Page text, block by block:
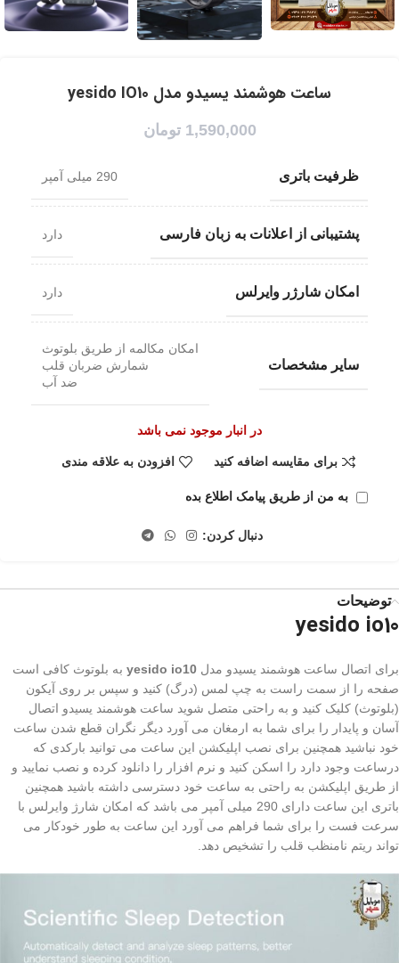
ساعت هوشمند یسیدو مدل yesido IO10
1,590,000 تومان
ظرفیت باتری 290 میلی آمپر
پشتیبانی از اعلانات به زبان فارسی دارد
امکان شارژر وایرلس دارد
سایر مشخصات
امکان مکالمه از طریق بلوتوث
شمارش ضربان قلب
ضد آب
در انبار موجود نمی باشد
برای مقایسه اضافه کنید افزودن به علاقه مندی
به من از طریق پیامک اطلاع بده
دنبال کردن:
توضیحات
yesido io10
برای اتصال ساعت هوشمند یسیدو مدل yesido io10 به بلوتوث کافی است
صفحه را از سمت راست به چپ لمس (درگ) کنید و سپس بر روی آیکون
(بلوتوث) کلیک کنید و به راحتی متصل شوید ساعت هوشمند یسیدو اتصال
آسان و پایدار را برای شما به ارمغان می آورد دیگر نگران قطع شدن ساعت
خود نباشید همچنین برای نصب اپلیکشن این ساعت می توانید بارکدی که
درساعت وجود دارد را اسکن کنید و نرم افزار را دانلود کرده و نصب نمایید و
از طریق اپلیکشن به راحتی به ساعت خود دسترسی داشته باشید همچنین
باتری این ساعت دارای 290 میلی آمپر می باشد که امکان شارژ وایرلس با
سرعت فست را برای شما فراهم می آورد این ساعت به طور خودکار می
تواند ریتم نامنظب قلب را تشخیص دهد.